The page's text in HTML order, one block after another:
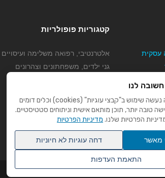
עסקית
קטגוריות פופולריות
אלטרנטיבי, רפואה משלימה ועיסויים
גני ילדים, משפחתונים וצהרונים
לנו
לידיעתכם, באתר זה נעשה שימוש ב"קבצי עוגיות" (cookies) וכלים דומים
טובה יותר, תוכן מותאם אישית וניתוחים סטטיסטיים.
הפרטיות שלנו. מדיניות הפרטיות
מאשר דחה עוגיות לא חיוניות
התאמת העדפות